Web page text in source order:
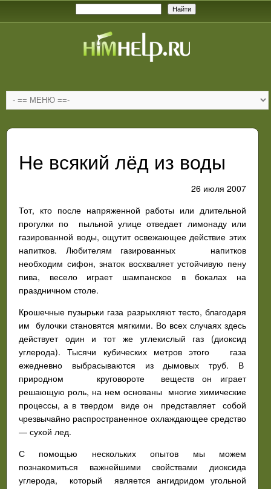
Не всякий лёд из воды
26 июля 2007
Тот, кто после напряженной работы или длительной
прогулки по пыльной улице отведает лимонаду или
газированной воды, ощутит освежающее действие этих
напитков. Любителям газированных напитков
необходим сифон, знаток восхваляет устойчивую пену
пива, весело играет шампанское в бокалах на
праздничном столе.
Крошечные пузырьки газа разрыхляют тесто, благодаря
им булочки становятся мягкими. Во всех случаях здесь
действует один и тот же углекислый газ (диоксид
углерода). Тысячи кубических метров этого газа
ежедневно выбрасываются из дымовых труб. В
природном круговороте веществ он играет
решающую роль, на нем основаны многие химические
процессы, а в твердом виде он представляет собой
чрезвычайно распространенное охлаждающее средство
— сухой лед.
С помощью нескольких опытов мы можем
познакомиться важнейшими свойствами диоксида
углерода, который является ангидридом угольной